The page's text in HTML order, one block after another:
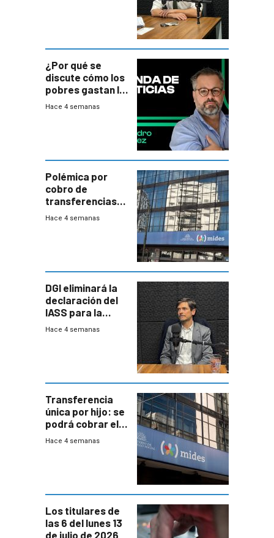
¿Por qué se
discute cómo los
pobres gastan la
plata?
Hace 4 semanas
Polémica por
cobro de
transferencias
del Mides en
Hace 4 semanas
DGI eliminará la
declaración del
IASS para la
mayoría de los
Hace 4 semanas
Transferencia
única por hijo: se
podrá cobrar el
100% en efectivo
Hace 4 semanas
Los titulares de
las 6 del lunes 13
de julio de 2026